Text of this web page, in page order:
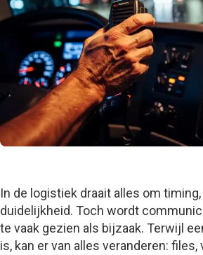
In de logistiek draait alles om
duidelijkheid. Toch wordt
te vaak gezien als bijzaak. Terwijl
is, kan er van alles veranderen: files,